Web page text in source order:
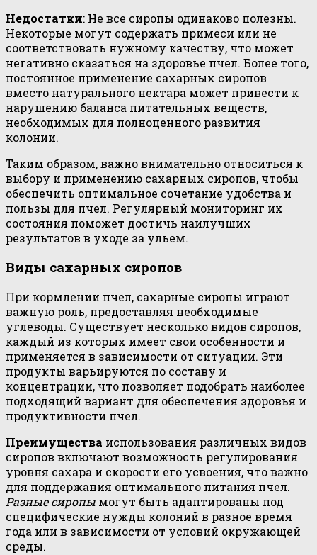
Недостатки: Не все сиропы одинаково полезны.
Некоторые могут содержать примеси или не
соответствовать нужному качеству, что может
негативно сказаться на здоровье пчел. Более того,
постоянное применение сахарных сиропов
вместо натурального нектара может привести к
нарушению баланса питательных веществ,
необходимых для полноценного развития
колонии.
Таким образом, важно внимательно относиться к
выбору и применению сахарных сиропов, чтобы
обеспечить оптимальное сочетание удобства и
пользы для пчел. Регулярный мониторинг их
состояния поможет достичь наилучших
результатов в уходе за ульем.
Виды сахарных сиропов
При кормлении пчел, сахарные сиропы играют
важную роль, предоставляя необходимые
углеводы. Существует несколько видов сиропов,
каждый из которых имеет свои особенности и
применяется в зависимости от ситуации. Эти
продукты варьируются по составу и
концентрации, что позволяет подобрать наиболее
подходящий вариант для обеспечения здоровья и
продуктивности пчел.
Преимущества использования различных видов
сиропов включают возможность регулирования
уровня сахара и скорости его усвоения, что важно
для поддержания оптимального питания пчел.
Разные сиропы могут быть адаптированы под
специфические нужды колоний в разное время
года или в зависимости от условий окружающей
среды.